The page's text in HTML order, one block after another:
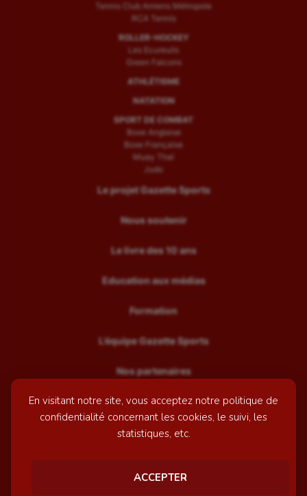
En visitant notre site, vous acceptez notre politique de
confidentialité concernant les cookies, le suivi, les
statistiques, etc.
ACCEPTER
Tennis Club Amiens Métropole
RCA Tennis
ROLLER-HOCKEY
Les Ecureuils
Green Falcons
ATHLÉTISME
NATATION
SPORT DE COMBAT
Boxe Anglaise
Boxe Française
Muay Thaï
Judo
Le projet Gazette Sports
Nous soutenir
Le livre des 10 ans
Education aux médias
Formation
L’équipe Gazette Sports
Nos partenaires
Recrutement
Mentions légales